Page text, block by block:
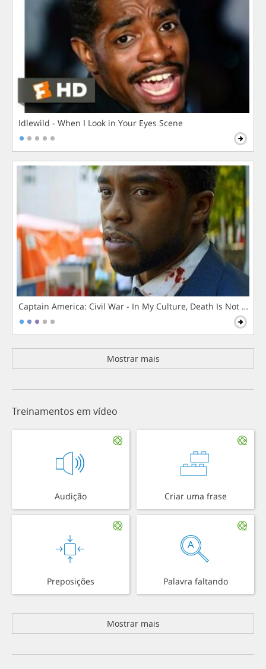
Idlewild - When I Look in Your Eyes Scene
Captain America: Civil War - In My Culture, Death Is Not The
Mostrar mais
Treinamentos em vídeo
Audição Criar uma frase
Preposições Palavra faltando
Mostrar mais